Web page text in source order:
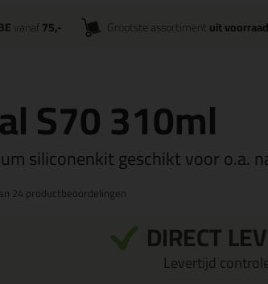
vanaf 75,- Grootste assortiment uit
S70 310ml
siliconenkit geschikt voor o.a.
24 productbeoordelingen
DIRECT
Levertijd